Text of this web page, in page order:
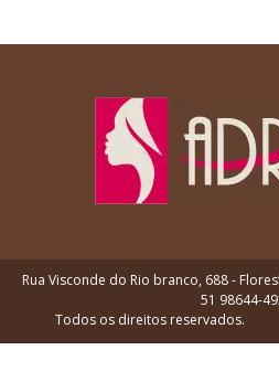
Rua Visconde do Rio branco, 688 -
51 98644-
Todos os direitos reservados.